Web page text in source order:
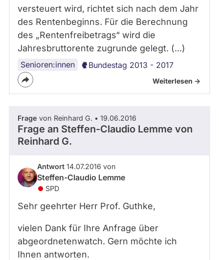
versteuert wird, richtet sich nach dem Jahr
des Rentenbeginns. Für die Berechnung
des „Rentenfreibetrags“ wird die
Jahresbruttorente zugrunde gelegt. (...)
Senioren:innen Bundestag 2013 - 2017
Weiterlesen ->
Frage von Reinhard G. • 19.06.2016
Frage an Steffen-Claudio Lemme von
Reinhard G.
Antwort 14.07.2016 von
Steffen-Claudio Lemme
SPD
Sehr geehrter Herr Prof. Guthke,
vielen Dank für Ihre Anfrage über
abgeordnetenwatch. Gern möchte ich
Ihnen antworten.